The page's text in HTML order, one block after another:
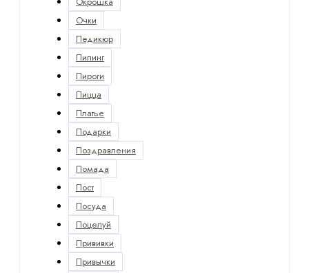
Очки
Педикюр
Пилинг
Пироги
Пицца
Платье
Подарки
Поздравления
Помада
Пост
Посуда
Поцелуй
Прививки
Привычки